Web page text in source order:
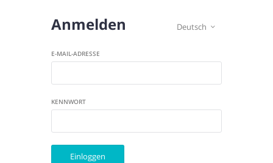
Deutsch 
Anmelden
E-MAIL-ADRESSE
KENNWORT
Einloggen